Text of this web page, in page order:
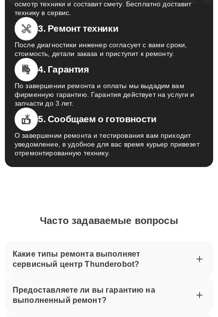
осмотр техники и составит смету. Бесплатно доставит
технику в сервис.
3. Ремонт техники
После диагностики инженер согласует с вами сроки,
стоимость, детали заказа и приступит к ремонту.
4. Гарантия
По завершении ремонта и оплаты мы выдадим вам
фирменную гарантию. Гарантия действует на услуги и
запчасти до 3 лет.
5. Сообщаем о готовности
О завершении ремонта и тестирования вам приходит
уведомление, в удобное для вас время курьер привезет
отремонтированную технику.
Часто задаваемые вопросы
Какие типы ремонта выполняет
сервисный центр Thunderobot?
Предоставляете ли вы гарантию на
выполненный ремонт?